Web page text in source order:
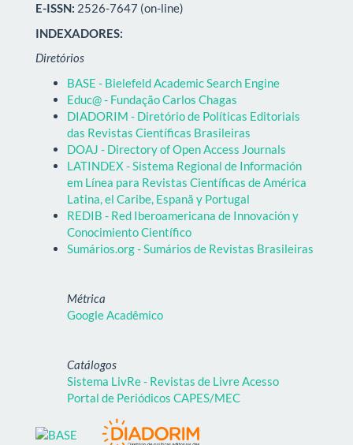
E-ISSN: 2526-7647 (on-line)
INDEXADORES:
Diretórios
BASE - Bielefeld Academic Search Engine
Educ@ - Fundação Carlos Chagas
DIADORIM - Diretório de Políticas Editoriais
das Revistas Científicas Brasileiras
DOAJ - Directory of Open Access Journals
LATINDEX - Sistema Regional de Información
em Línea para Revistas Científicas de América
Latina, el Caribe, Espanã y Portugal
REDIB - Red Iberoamericana de Innovación y
Conocimiento Científico
Sumários.org - Sumários de Revistas Brasileiras
Métrica
Google Acadêmico
Catálogos
Sistema LivRe - Revistas de Livre Acesso
Portal de Periódicos CAPES/MEC